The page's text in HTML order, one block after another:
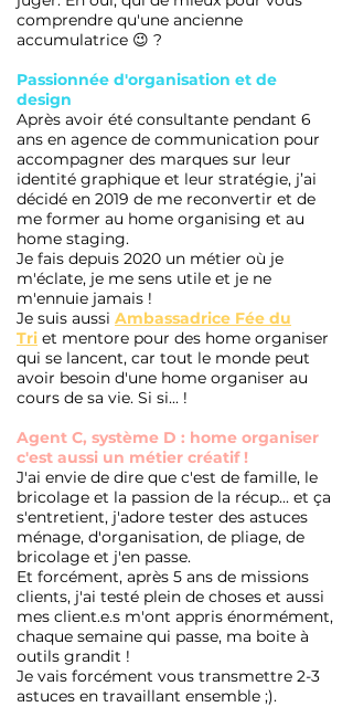
comprendre qu'une ancienne
accumulatrice 😉 ?
Passionnée d'organisation et de
design
Après avoir été consultante pendant 6
ans en agence de communication pour
accompagner des marques sur leur
identité graphique et leur stratégie, j’ai
décidé en 2019 de me reconvertir et de
me former au home organising et au
home staging.
Je fais depuis 2020 un métier où je
m'éclate, je me sens utile et je ne
m'ennuie jamais !
Je suis aussi Ambassadrice Fée du
Tri et mentore pour des home organiser
qui se lancent, car tout le monde peut
avoir besoin d'une home organiser au
cours de sa vie. Si si... !
Agent C, système D : home organiser
c'est aussi un métier créatif !
J'ai envie de dire que c'est de famille, le
bricolage et la passion de la récup... et ça
s'entretient, j'adore tester des astuces
ménage, d'organisation, de pliage, de
bricolage et j'en passe.
Et forcément, après 5 ans de missions
clients, j'ai testé plein de choses et aussi
mes client.e.s m'ont appris énormément,
chaque semaine qui passe, ma boite à
outils grandit !
Je vais forcément vous transmettre 2-3
astuces en travaillant ensemble ;).